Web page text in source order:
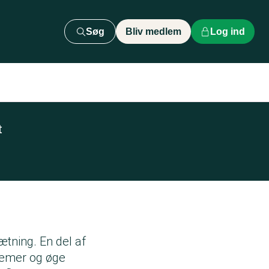
Søg Bliv medlem Log ind
. En del af
og øge